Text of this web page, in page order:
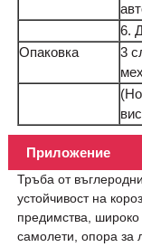
6.
Опаковка
3
Приложение
Тръба от
устойчивост на
предимства,
самолети, опора за